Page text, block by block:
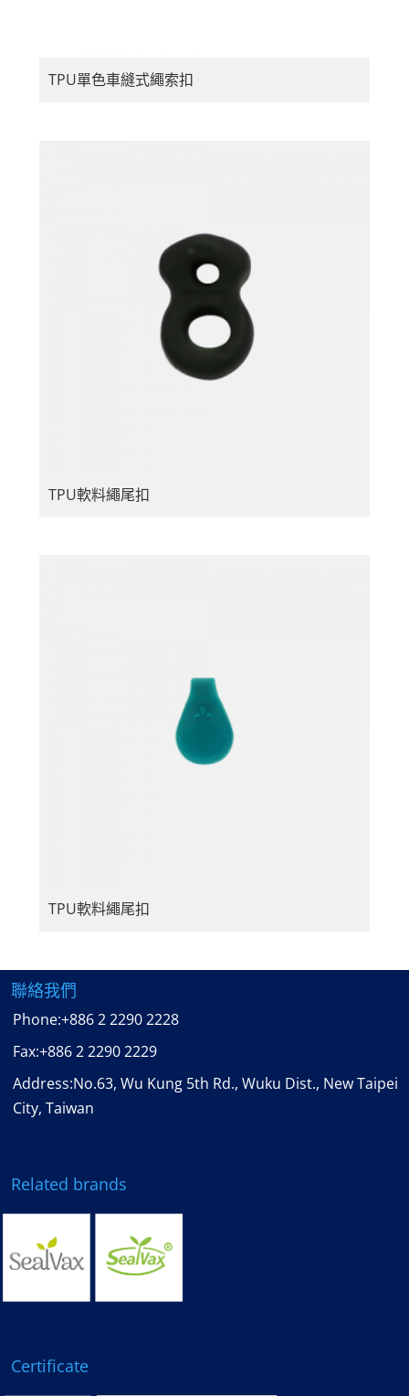
TPU單色車縫式繩索扣
TPU軟料繩尾扣
TPU軟料繩尾扣
聯絡我們
Phone:+886 2 2290 2228
Fax:+886 2 2290 2229
Address:No.63, Wu Kung 5th Rd., Wuku Dist., New Taipei
City, Taiwan
Related brands
Certificate